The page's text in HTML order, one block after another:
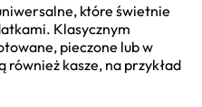
które świetnie
Klasycznym
pieczone lub w
kasze, na przykład